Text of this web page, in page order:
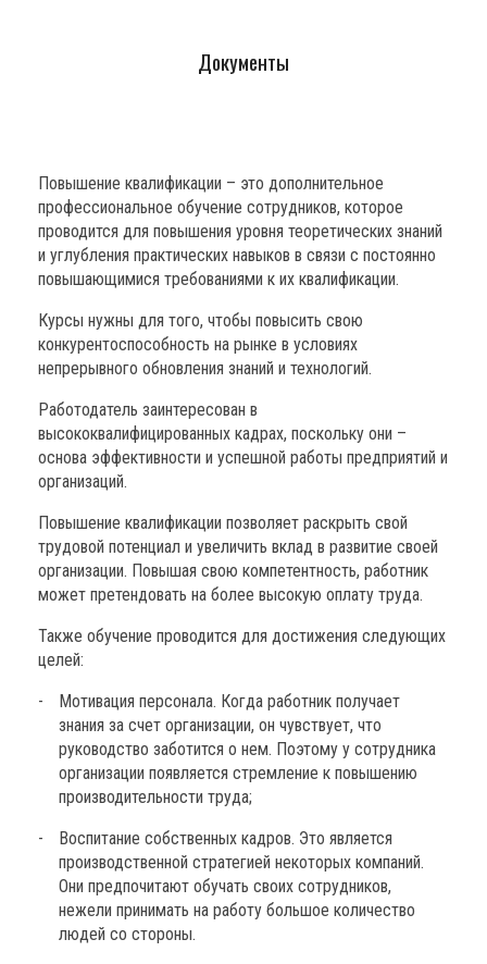
Документы
Повышение квалификации – это дополнительное
профессиональное обучение сотрудников, которое
проводится для повышения уровня теоретических знаний
и углубления практических навыков в связи с постоянно
повышающимися требованиями к их квалификации.
Курсы нужны для того, чтобы повысить свою
конкурентоспособность на рынке в условиях
непрерывного обновления знаний и технологий.
Работодатель заинтересован в
высококвалифицированных кадрах, поскольку они –
основа эффективности и успешной работы предприятий и
организаций.
Повышение квалификации позволяет раскрыть свой
трудовой потенциал и увеличить вклад в развитие своей
организации. Повышая свою компетентность, работник
может претендовать на более высокую оплату труда.
Также обучение проводится для достижения следующих
целей:
Мотивация персонала. Когда работник получает
знания за счет организации, он чувствует, что
руководство заботится о нем. Поэтому у сотрудника
организации появляется стремление к повышению
производительности труда;
Воспитание собственных кадров. Это является
производственной стратегией некоторых компаний.
Они предпочитают обучать своих сотрудников,
нежели принимать на работу большое количество
людей со стороны.